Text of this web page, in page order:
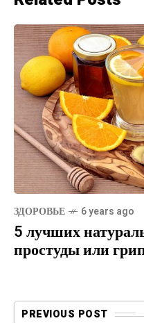
ЗДОРОВЬЕ 6 years ago
5 лучших
простуды или
PREVIOUS POST